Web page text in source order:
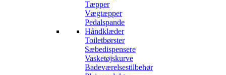
Tæpper
Vægtæpper
Pedalspande
Håndklæder
Toiletbørster
Sæbedispensere
Vasketøjskurve
Badeværelsestilbehør